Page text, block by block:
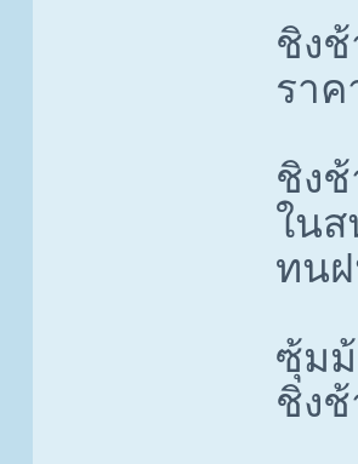
ชิงช้
รา
ชิงช้
ใน
ทน
ซุ้ม
ชิง